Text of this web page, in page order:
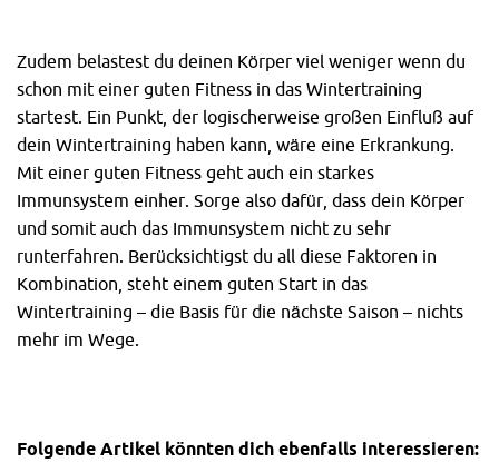
Zudem belastest du deinen Körper viel weniger wenn du
schon mit einer guten Fitness in das Wintertraining
startest. Ein Punkt, der logischerweise großen Einfluß auf
dein Wintertraining haben kann, wäre eine Erkrankung.
Mit einer guten Fitness geht auch ein starkes
Immunsystem einher. Sorge also dafür, dass dein Körper
und somit auch das Immunsystem nicht zu sehr
runterfahren. Berücksichtigst du all diese Faktoren in
Kombination, steht einem guten Start in das
Wintertraining – die Basis für die nächste Saison – nichts
mehr im Wege.
Folgende Artikel könnten dich ebenfalls interessieren: